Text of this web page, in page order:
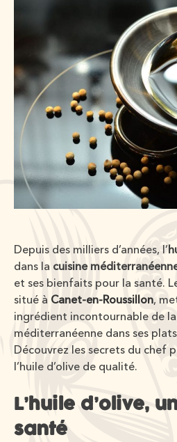
Depuis des milliers d’années, l’
dans la cuisine
et ses bienfaits pour la santé.
situé à Canet-en-Roussillon,
ingrédient incontournable de
méditerranéenne dans ses
Découvrez les secrets du chef
l’huile d’olive de qualité.
L’huile d’olive,
santé